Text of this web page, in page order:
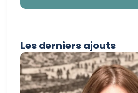
Les derniers ajouts